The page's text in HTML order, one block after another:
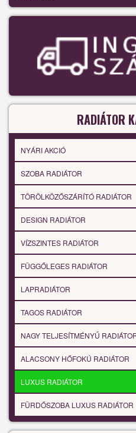
RADIÁTOR
NYÁRI AKCIÓ
SZOBA RADIÁTOR
TÖRÖLKÖZŐSZÁRÍTÓ RADIÁTOR
DESIGN RADIÁTOR
VÍZSZINTES RADIÁTOR
FÜGGŐLEGES RADIÁTOR
LAPRADIÁTOR
TAGOS RADIÁTOR
NAGY TELJESÍTMÉNYŰ
ALACSONY HŐFOKÚ RADIÁTOR
LUXUS RADIÁTOR
FÜRDŐSZOBA LUXUS RADIÁTOR